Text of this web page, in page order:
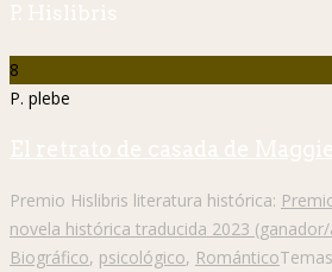
P. Hislibris
8
P. plebe
El retrato de casada de
Premio Hislibris literatura histórica:
novela histórica traducida 2023
Biográfico, psicológico, Romántico